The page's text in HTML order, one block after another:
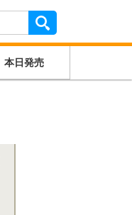
本日発売